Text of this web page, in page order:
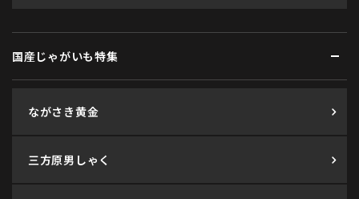
国産じゃがいも特集
ながさき黄金
三方原男しゃく